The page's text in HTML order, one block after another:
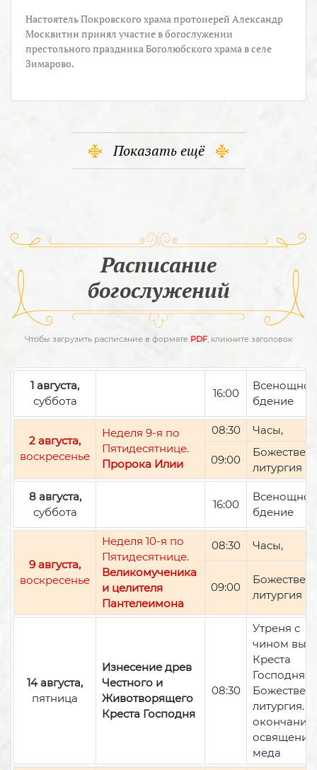
Настоятель Покровского храма протоиерей Александр
Москвитин принял участие в богослужении
престольного праздника Боголюбского храма в селе
Зимарово.
Показать ещё
Расписание
богослужений
Чтобы загрузить расписание в формате PDF, кликните заголовок
1 августа,
суббота
16:00
Всенощное
бдение
2 августа,
воскресенье
Неделя 9-я по
Пятидесятнице.
Пророка Илии
08:30 Часы,
09:00
литургия
8 августа,
суббота
16:00
Всенощное
бдение
9 августа,
воскресенье
Неделя 10-я по
Пятидесятнице.
Великомученика
и целителя
Пантелеимона
08:30 Часы,
09:00
литургия
14 августа,
пятница
Изнесение древ
Честного и
Животворящего
Креста Господня
08:30
Утреня с
чином
Креста
Господня,
литургия.
окончании
освящение
меда